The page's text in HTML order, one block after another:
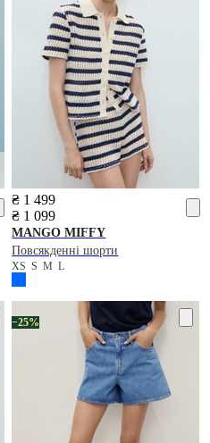
₴ 1 499
₴ 1 099
MANGO MIFFY
Повсякденні шорти
XSSML
−25%